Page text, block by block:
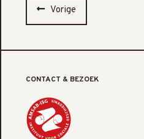
Vorige
CONTACT & BEZOEK